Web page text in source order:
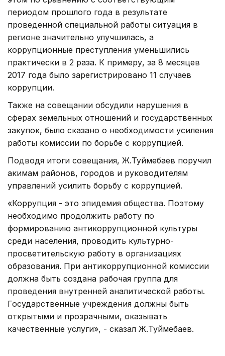
периодом прошлого года в результате
проведенной специальной работы ситуация в
регионе значительно улучшилась, а
коррупционные преступления уменьшились
практически в 2 раза. К примеру, за 8 месяцев
2017 года было зарегистрировано 11 случаев
коррупции.
Также на совещании обсудили нарушения в
сферах земельных отношений и государственных
закупок, было сказано о необходимости усиления
работы комиссии по борьбе с коррупцией.
Подводя итоги совещания, Ж.Туймебаев поручил
акимам районов, городов и руководителям
управлений усилить борьбу с коррупцией.
«Коррупция - это эпидемия общества. Поэтому
необходимо продолжить работу по
формированию антикоррупционной культуры
среди населения, проводить культурно-
просветительскую работу в организациях
образования. При антикоррупционной комиссии
должна быть создана рабочая группа для
проведения внутренней аналитической работы.
Государственные учреждения должны быть
открытыми и прозрачными, оказывать
качественные услуги», - сказал Ж.Туймебаев.